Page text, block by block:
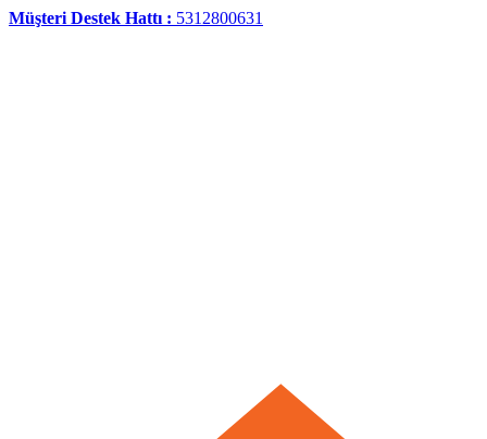
Müşteri Destek Hattı : 5312800631